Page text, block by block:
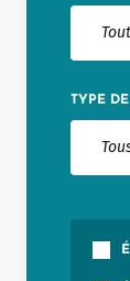
TYPE